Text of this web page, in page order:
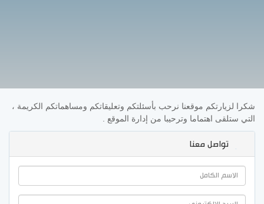
شكرا لزيارتكم موقعنا نرحب بأسئلتكم وتعليقاتكم ومساهماتكم الكريمة ،
التي ستلقى اهتماما وترحيبا من إدارة الموقع .
تواصل معنا